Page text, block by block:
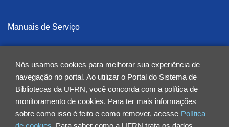
Nós usamos cookies para melhorar sua experiência de
navegação no portal. Ao utilizar o Portal do Sistema de
Bibliotecas da UFRN, você concorda com a política de
monitoramento de cookies. Para ter mais informações
sobre como isso é feito e como remover, acesse Política
Manuais de Serviço
BSE-ICe - Biblioteca Setorial Árvore do Conhecimento